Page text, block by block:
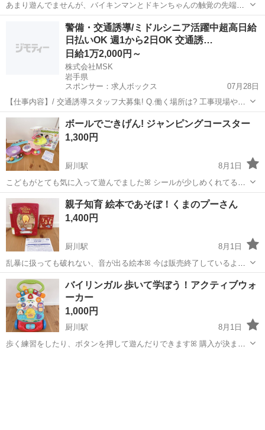
あまり遊んでませんが、バイキンマンとドキンちゃんの触覚の先端が
少しだけ剥げてます。 他にもおもちゃ出品中 まとめ買い大歓迎♪ 価
格：6,380円（税込） 発売日：2021年06月26日 対象年齢：1.5才以上
盛岡市 厨川駅 ベビー用品 アンパンマン
警備・交通誘導/ミドルシニア活躍中超高日給
日払いOK 週1から2日OK 交通誘…
日給1万2,000円～
株式会社MSK
岩手県
スポンサー：求人ボックス
07月28日
【仕事内容】/ 交通誘導スタッフ大募集! Q.働く場所は? 工事現場や駐
車場、イベント会場など。 国際的なスポーツ大会の警備も 行っていま
した! Q.交通誘導スタッフって何するの? 先輩の指示に従って、 看板
やカラーコーンの設置や...
アルバイト・パート
ボールでごきげん! ジャンピングコースター
1,300円
厨川駅
8月1日
こどもがとても気に入って遊んでましたꕤ︎︎ シールが少しめくれてるの
と、ミッキーのプリントが他のに比べると剥げてます。 他にもおもち
ゃ出品中 まとめ買い大歓迎♪ 6,600円（税込） ディズニーキャラクタ
ーたちのかわ...
岩手 盛岡市 厨川駅 ベビー用品 ボール
親子知育 絵本であそぼ！くまのプーさん
1,400円
厨川駅
8月1日
乱暴に扱っても破れない、音が出る絵本ꕤ︎︎ 今は販売終了しているよう
です。 他にもおもちゃ出品中 まとめ買い大歓迎♪ 定価7,150円 商品の
特長 【商品紹介】 世界中で愛され続ける「くまのプーさん」の人気の
お話を、...
岩手 盛岡市 厨川駅 ベビー用品 くまのプーさん
バイリンガル 歩いて学ぼう！アクティブウォ
ーカー
1,000円
厨川駅
8月1日
歩く練習をしたり、ボタンを押して遊んだりできますꕤ︎︎ 購入が決まり